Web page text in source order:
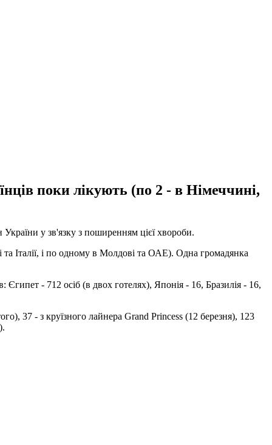
поки лікують (по 2 - в Німеччині,
у зв'язку з поширенням цієї хвороби.
Італії, і по одному в Молдові та ОАЕ). Одна громадянка
- 712 осіб (в двох готелях), Японія - 16, Бразилія - ​​16,
37 - з круїзного лайнера Grand Princess (12 березня), 123